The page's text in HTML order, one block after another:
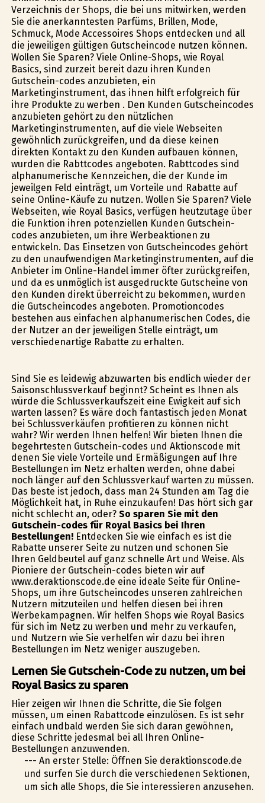
Verzeichnis der Shops, die bei uns mitwirken, werden
Sie die anerkanntesten Parfüms, Brillen, Mode,
Schmuck, Mode Accessoires Shops entdecken und all
die jeweiligen gültigen Gutscheincode nutzen können.
Wollen Sie Sparen? Viele Online-Shops, wie Royal
Basics, sind zurzeit bereit dazu ihren Kunden
Gutschein-codes anzubieten, ein
Marketinginstrument, das ihnen hilft erfolgreich für
ihre Produkte zu werben . Den Kunden Gutscheincodes
anzubieten gehört zu den nützlichen
Marketinginstrumenten, auf die viele Webseiten
gewöhnlich zurückgreifen, und da diese keinen
direkten Kontakt zu den Kunden aufbauen können,
wurden die Rabttcodes angeboten. Rabttcodes sind
alphanumerische Kennzeichen, die der Kunde im
jeweilgen Feld einträgt, um Vorteile und Rabatte auf
seine Online-Käufe zu nutzen. Wollen Sie Sparen? Viele
Webseiten, wie Royal Basics, verfügen heutzutage über
die Funktion ihren potenziellen Kunden Gutschein-
codes anzubieten, um ihre Werbeaktionen zu
entwickeln. Das Einsetzen von Gutscheincodes gehört
zu den unaufwendigen Marketinginstrumenten, auf die
Anbieter im Online-Handel immer öfter zurückgreifen,
und da es unmöglich ist ausgedruckte Gutscheine von
den Kunden direkt überreicht zu bekommen, wurden
die Gutscheincodes angeboten. Promotioncodes
bestehen aus einfachen alphanumerischen Codes, die
der Nutzer an der jeweiligen Stelle einträgt, um
verschiedenartige Rabatte zu erhalten.
Sind Sie es leidewig abzuwarten bis endlich wieder der
Saisonschlussverkauf beginnt? Scheint es Ihnen als
würde die Schlussverkaufszeit eine Ewigkeit auf sich
warten lassen? Es wäre doch fantastisch jeden Monat
bei Schlussverkäufen profitieren zu können nicht
wahr? Wir werden Ihnen helfen! Wir bieten Ihnen die
begehrtesten Gutschein-codes und Aktionscode mit
denen Sie viele Vorteile und Ermäßigungen auf Ihre
Bestellungen im Netz erhalten werden, ohne dabei
noch länger auf den Schlussverkauf warten zu müssen.
Das beste ist jedoch, dass man 24 Stunden am Tag die
Möglichkeit hat, in Ruhe einzukaufen! Das hört sich gar
nicht schlecht an, oder? So sparen Sie mit den
Gutschein-codes für Royal Basics bei Ihren
Bestellungen!Entdecken Sie wie einfach es ist die
Rabatte unserer Seite zu nutzen und schonen Sie
Ihren Geldbeutel auf ganz schnelle Art und Weise. Als
Pioniere der Gutschein-codes bieten wir auf
www.deraktionscode.de eine ideale Seite für Online-
Shops, um ihre Gutscheincodes unseren zahlreichen
Nutzern mitzuteilen und helfen diesen bei ihren
Werbekampagnen. Wir helfen Shops wie Royal Basics
für sich im Netz zu werben und mehr zu verkaufen,
und Nutzern wie Sie verhelfen wir dazu bei ihren
Bestellungen im Netz weniger auszugeben.
Lernen Sie Gutschein-Code zu nutzen, um bei
Royal Basics zu sparen
Hier zeigen wir Ihnen die Schritte, die Sie folgen
müssen, um einen Rabattcode einzulösen. Es ist sehr
einfach undbald werden Sie sich daran gewöhnen,
diese Schritte jedesmal bei all Ihren Online-
Bestellungen anzuwenden.
--- An erster Stelle: Öffnen Sie deraktionscode.de
und surfen Sie durch die verschiedenen Sektionen,
um sich alle Shops, die Sie interessieren anzusehen.